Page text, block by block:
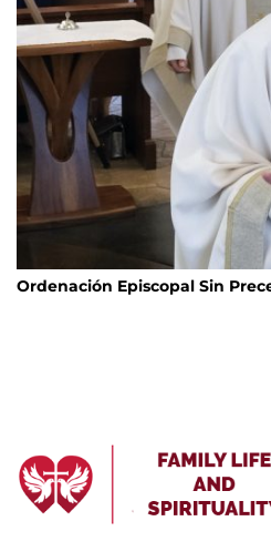
Ordenación Episcopal Sin